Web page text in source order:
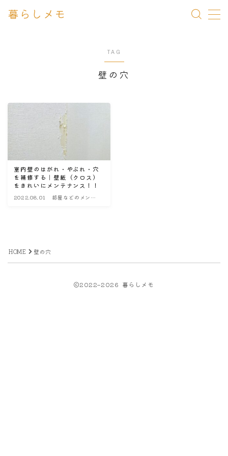
暮らしメモ
暮らしメモ
TAG
壁の穴
室内壁のはがれ・やぶれ・穴
を補修する｜壁紙（クロス）
をきれいにメンテナンス！！
2022.08.01
部屋などのメンテ
HOME 壁の穴
2022–2026 暮らしメモ